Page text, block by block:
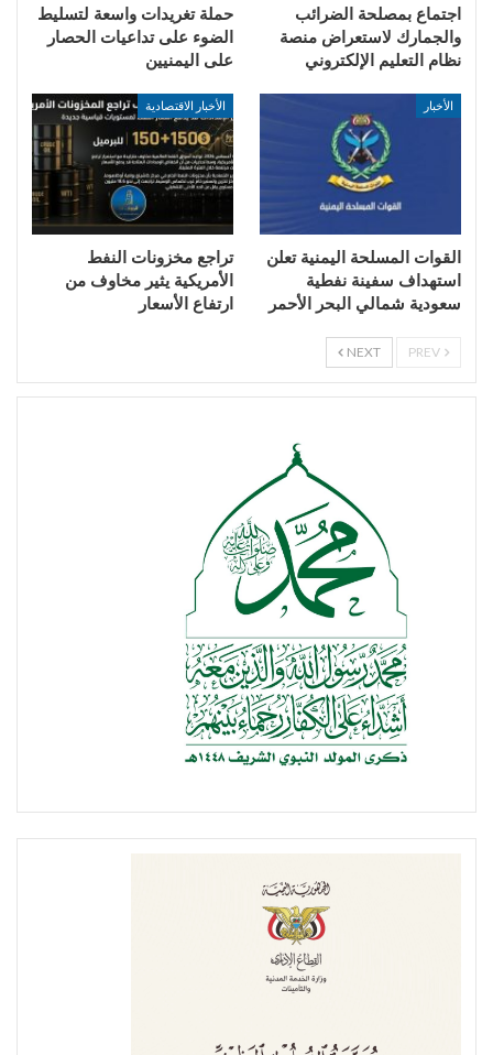
اجتماع بمصلحة الضرائب
والجمارك لاستعراض منصة
نظام التعليم الإلكتروني
حملة تغريدات واسعة لتسليط
الضوء على تداعيات الحصار
على اليمنيين
الأخبار
القوات المسلحة اليمنية تعلن
استهداف سفينة نفطية
سعودية شمالي البحر الأحمر
الأخبار الاقتصادية
تراجع مخزونات النفط
الأمريكية يثير مخاوف من
ارتفاع الأسعار
NEXT